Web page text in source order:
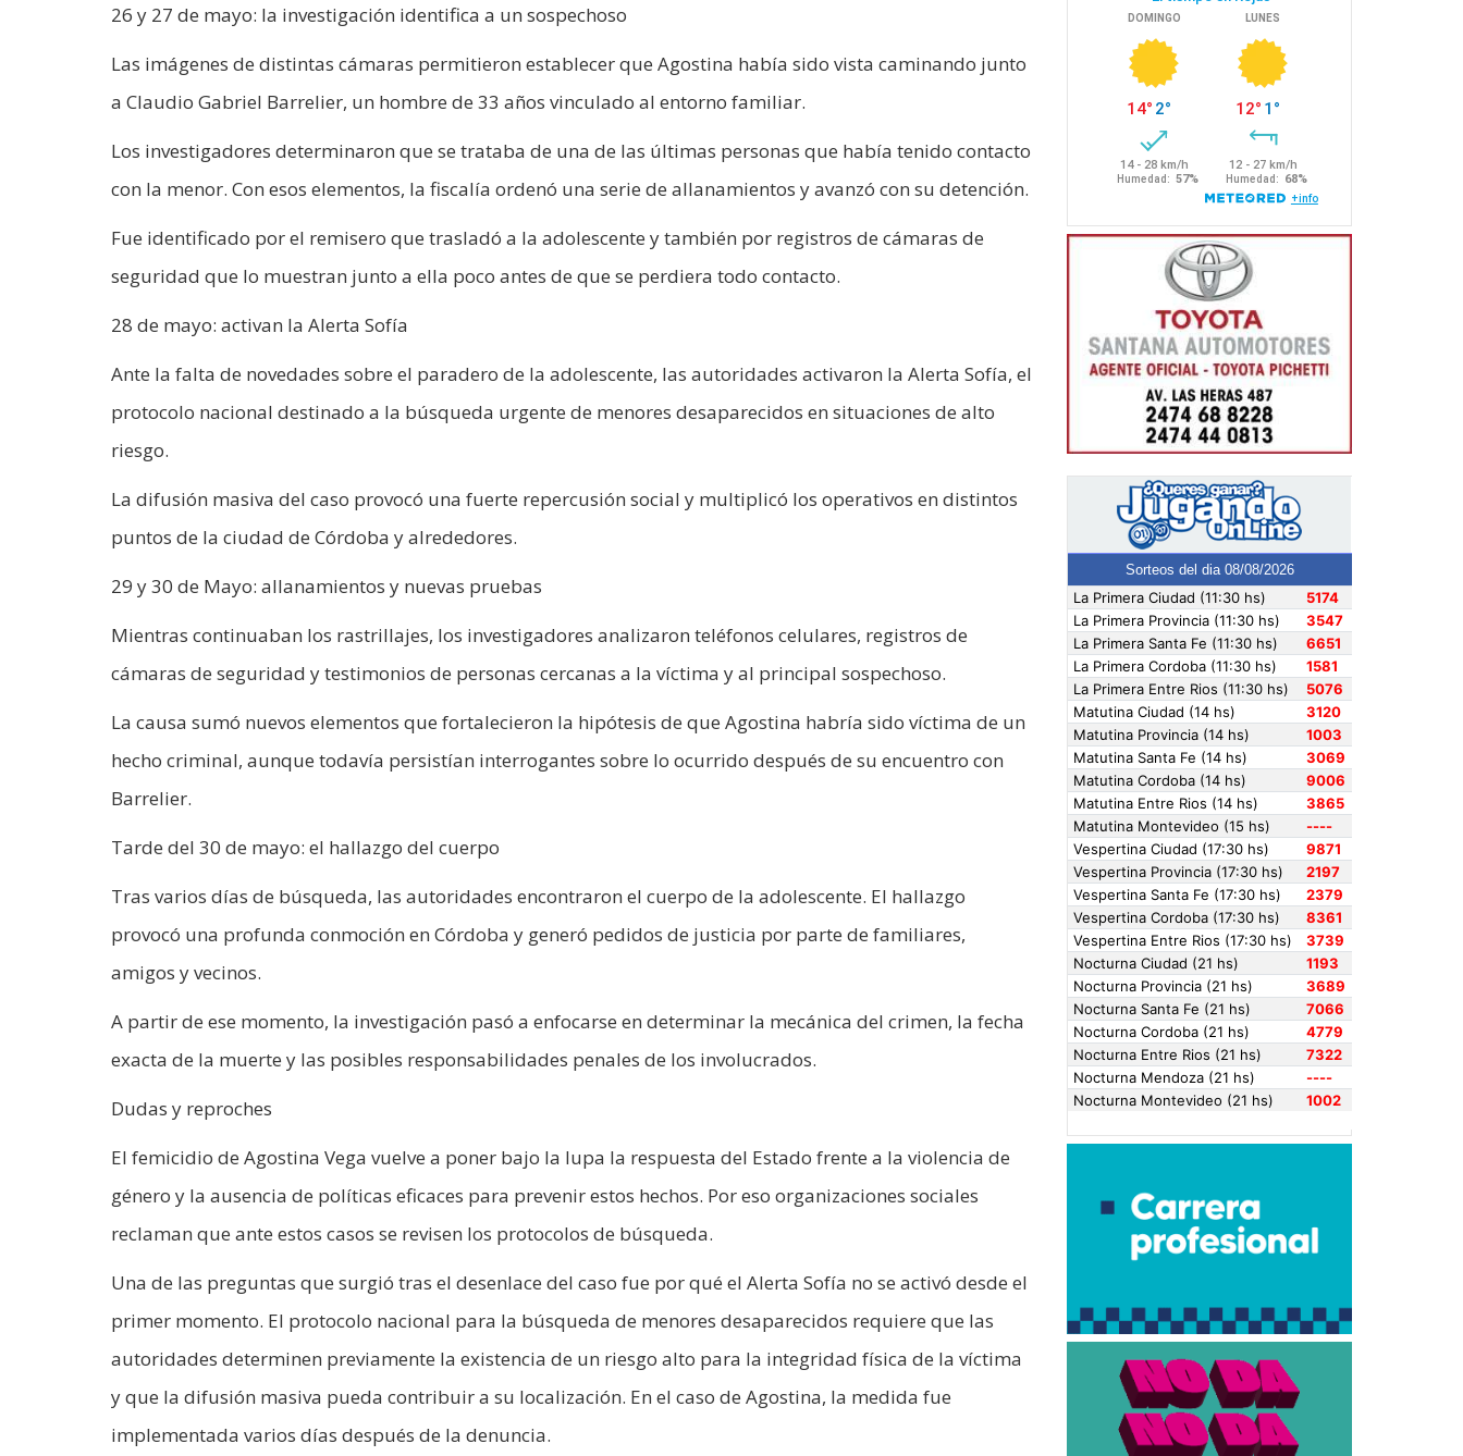
26 y 27 de mayo: la investigación identifica a un sospechoso
Las imágenes de distintas cámaras permitieron establecer que Agostina había sido vista caminando junto
a Claudio Gabriel Barrelier, un hombre de 33 años vinculado al entorno familiar.
Los investigadores determinaron que se trataba de una de las últimas personas que había tenido contacto
con la menor. Con esos elementos, la fiscalía ordenó una serie de allanamientos y avanzó con su detención.
Fue identificado por el remisero que trasladó a la adolescente y también por registros de cámaras de
seguridad que lo muestran junto a ella poco antes de que se perdiera todo contacto.
28 de mayo: activan la Alerta Sofía
Ante la falta de novedades sobre el paradero de la adolescente, las autoridades activaron la Alerta Sofía, el
protocolo nacional destinado a la búsqueda urgente de menores desaparecidos en situaciones de alto
riesgo.
La difusión masiva del caso provocó una fuerte repercusión social y multiplicó los operativos en distintos
puntos de la ciudad de Córdoba y alrededores.
29 y 30 de Mayo: allanamientos y nuevas pruebas
Mientras continuaban los rastrillajes, los investigadores analizaron teléfonos celulares, registros de
cámaras de seguridad y testimonios de personas cercanas a la víctima y al principal sospechoso.
La causa sumó nuevos elementos que fortalecieron la hipótesis de que Agostina habría sido víctima de un
hecho criminal, aunque todavía persistían interrogantes sobre lo ocurrido después de su encuentro con
Barrelier.
Tarde del 30 de mayo: el hallazgo del cuerpo
Tras varios días de búsqueda, las autoridades encontraron el cuerpo de la adolescente. El hallazgo
provocó una profunda conmoción en Córdoba y generó pedidos de justicia por parte de familiares,
amigos y vecinos.
A partir de ese momento, la investigación pasó a enfocarse en determinar la mecánica del crimen, la fecha
exacta de la muerte y las posibles responsabilidades penales de los involucrados.
Dudas y reproches
El femicidio de Agostina Vega vuelve a poner bajo la lupa la respuesta del Estado frente a la violencia de
género y la ausencia de políticas eficaces para prevenir estos hechos. Por eso organizaciones sociales
reclaman que ante estos casos se revisen los protocolos de búsqueda.
Una de las preguntas que surgió tras el desenlace del caso fue por qué el Alerta Sofía no se activó desde el
primer momento. El protocolo nacional para la búsqueda de menores desaparecidos requiere que las
autoridades determinen previamente la existencia de un riesgo alto para la integridad física de la víctima
y que la difusión masiva pueda contribuir a su localización. En el caso de Agostina, la medida fue
implementada varios días después de la denuncia.